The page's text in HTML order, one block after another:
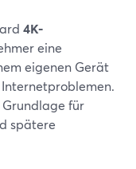
4K-
eine
eigenen Gerät
für
spätere